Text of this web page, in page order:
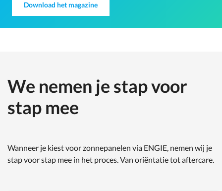
Download het magazine
We nemen je stap voor
stap mee
Wanneer je kiest voor zonnepanelen via ENGIE, nemen wij je
stap voor stap mee in het proces. Van oriëntatie tot aftercare.